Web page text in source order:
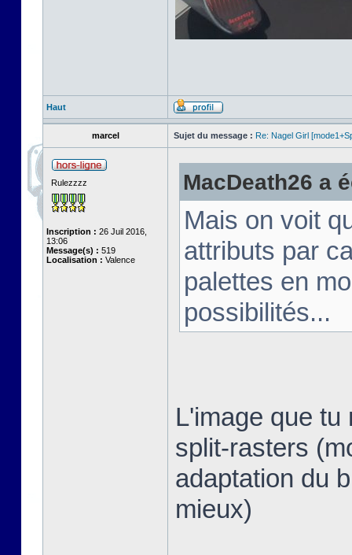
Haut
marcel Sujet du message : Re: Nagel Girl
Rulezzzz
Inscription : 26 Juil 2016,
13:06
Message(s) : 519
Localisation : Valence
MacDeath26 a
Mais on voit
attributs par
palettes en
possibilités...
L'image que
split-rasters
adaptation du
mieux)